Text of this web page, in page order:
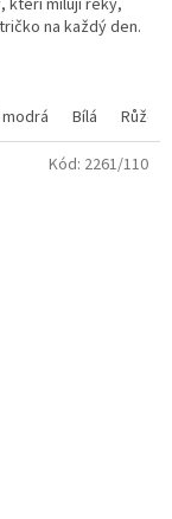
kteří milují řeky,
na každý den.
Bílá Růžová
Kód: 2261/110